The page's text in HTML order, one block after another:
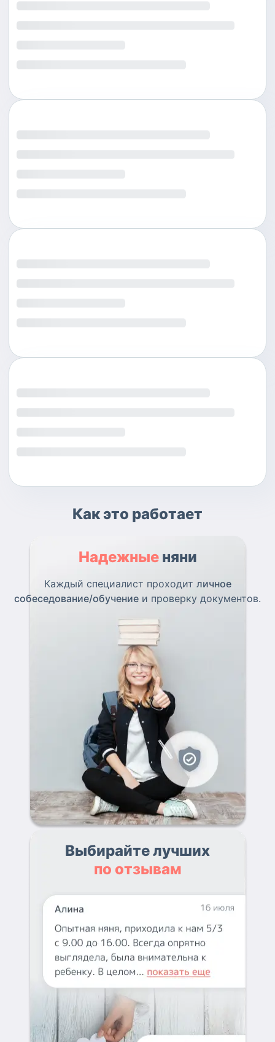
Как это работает
Надежные няни
Каждый специалист проходит личное
собеседование/обучение и проверку документов.
Выбирайте лучших
по отзывам